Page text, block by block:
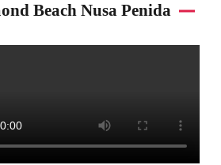
Beach Nusa Penida